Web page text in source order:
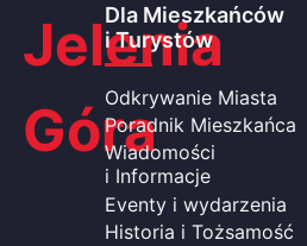
Jelenia
Góra
Dla Mieszkańców
i Turystów
Odkrywanie Miasta
Poradnik Mieszkańca
Wiadomości
i Informacje
Eventy i wydarzenia
Historia i Tożsamość